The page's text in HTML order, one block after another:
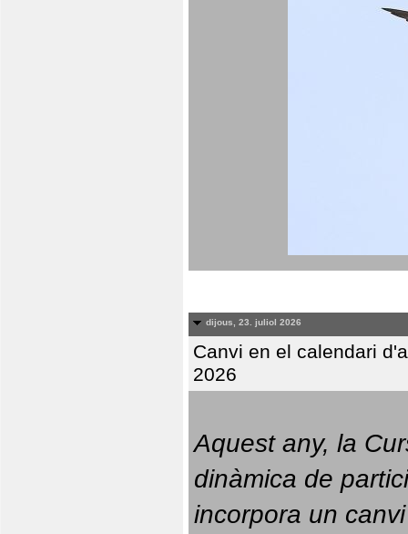
dijous, 23. juliol 2026
Canvi en el calendari
2026
Aquest any, la
dinàmica de
incorpora un